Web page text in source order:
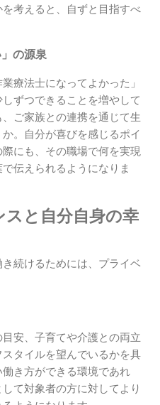
考えると、自ずと目指すべ
の源泉
療法士になってよかった」
ずつできることを増やして
ご家族との連携を通じて生
。自分が喜びを感じるポイ
にも、その職場で何を実現
伝えられるようになりま
と自分自身の幸
続けるためには、プライベ
安、子育てや介護との両立
タイルを望んでいるかを具
き方ができる環境であれ
て対象者の方に対してより